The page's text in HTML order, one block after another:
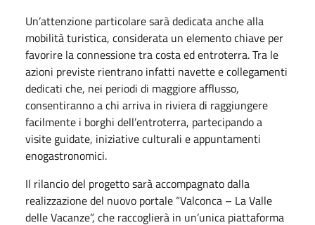
Un’attenzione particolare sarà dedicata anche alla
mobilità turistica, considerata un elemento chiave per
favorire la connessione tra costa ed entroterra. Tra le
azioni previste rientrano infatti navette e collegamenti
dedicati che, nei periodi di maggiore afflusso,
consentiranno a chi arriva in riviera di raggiungere
facilmente i borghi dell’entroterra, partecipando a
visite guidate, iniziative culturali e appuntamenti
enogastronomici.
Il rilancio del progetto sarà accompagnato dalla
realizzazione del nuovo portale “Valconca – La Valle
delle Vacanze”, che raccoglierà in un’unica piattaforma